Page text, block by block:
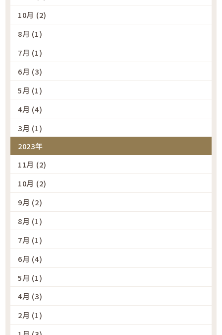
10月 (2)
8月 (1)
7月 (1)
6月 (3)
5月 (1)
4月 (4)
3月 (1)
2023年
11月 (2)
10月 (2)
9月 (2)
8月 (1)
7月 (1)
6月 (4)
5月 (1)
4月 (3)
2月 (1)